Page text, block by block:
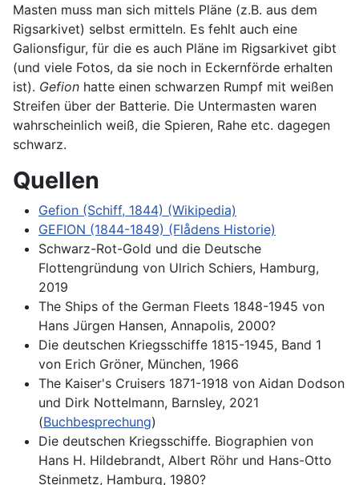
Masten muss man sich mittels Pläne (z.B. aus dem
Rigsarkivet) selbst ermitteln. Es fehlt auch eine
Galionsfigur, für die es auch Pläne im Rigsarkivet gibt
(und viele Fotos, da sie noch in Eckernförde erhalten
ist). Gefion hatte einen schwarzen Rumpf mit weißen
Streifen über der Batterie. Die Untermasten waren
wahrscheinlich weiß, die Spieren, Rahe etc. dagegen
schwarz.
Quellen
Gefion (Schiff, 1844) (Wikipedia)
GEFION (1844-1849) (Flådens Historie)
Schwarz-Rot-Gold und die Deutsche
Flottengründung von Ulrich Schiers, Hamburg,
2019
The Ships of the German Fleets 1848-1945 von
Hans Jürgen Hansen, Annapolis, 2000?
Die deutschen Kriegsschiffe 1815-1945, Band 1
von Erich Gröner, München, 1966
The Kaiser's Cruisers 1871-1918 von Aidan Dodson
und Dirk Nottelmann, Barnsley, 2021
(Buchbesprechung)
Die deutschen Kriegsschiffe. Biographien von
Hans H. Hildebrandt, Albert Röhr und Hans-Otto
Steinmetz, Hamburg, 1980?